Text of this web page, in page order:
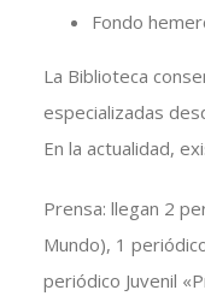
Fondo
La Biblioteca
especializadas
En la actualidad,
Prensa: llegan 2
Mundo), 1
periódico Juvenil